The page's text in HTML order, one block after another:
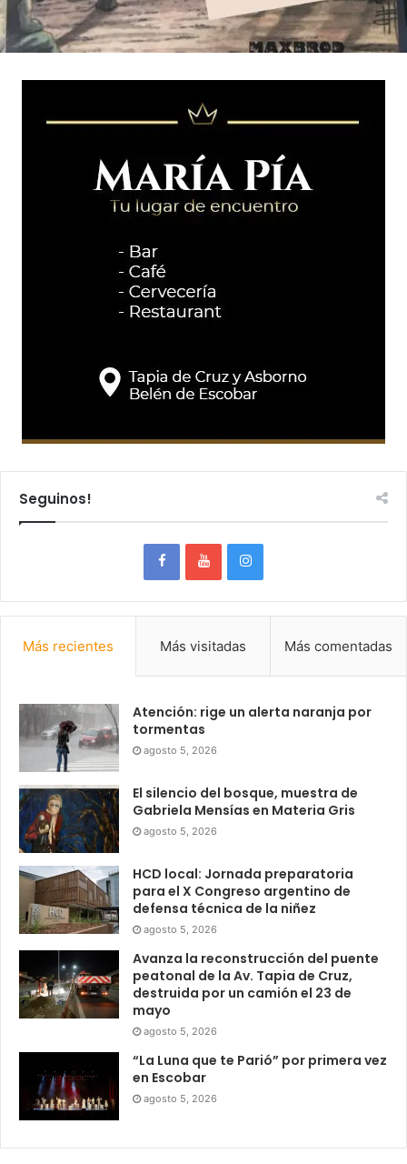
Seguinos!
Más recientes Más visitadas Más comentadas
Atención: rige un alerta naranja por
tormentas
agosto 5, 2026
El silencio del bosque, muestra de
Gabriela Mensías en Materia Gris
agosto 5, 2026
HCD local: Jornada preparatoria
para el X Congreso argentino de
defensa técnica de la niñez
agosto 5, 2026
Avanza la reconstrucción del puente
peatonal de la Av. Tapia de Cruz,
destruida por un camión el 23 de
mayo
agosto 5, 2026
“La Luna que te Parió” por primera vez
en Escobar
agosto 5, 2026